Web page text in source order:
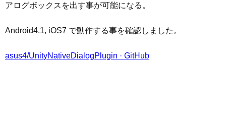
アログボックスを出す事が可能になる。
Android4.1, iOS7 で動作する事を確認しました。
asus4/UnityNativeDialogPlugin · GitHub